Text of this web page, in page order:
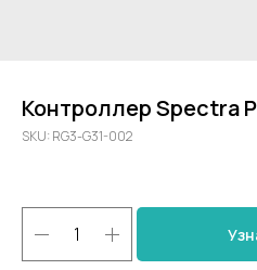
Контроллер Spectra
SKU: RG3-G31-002